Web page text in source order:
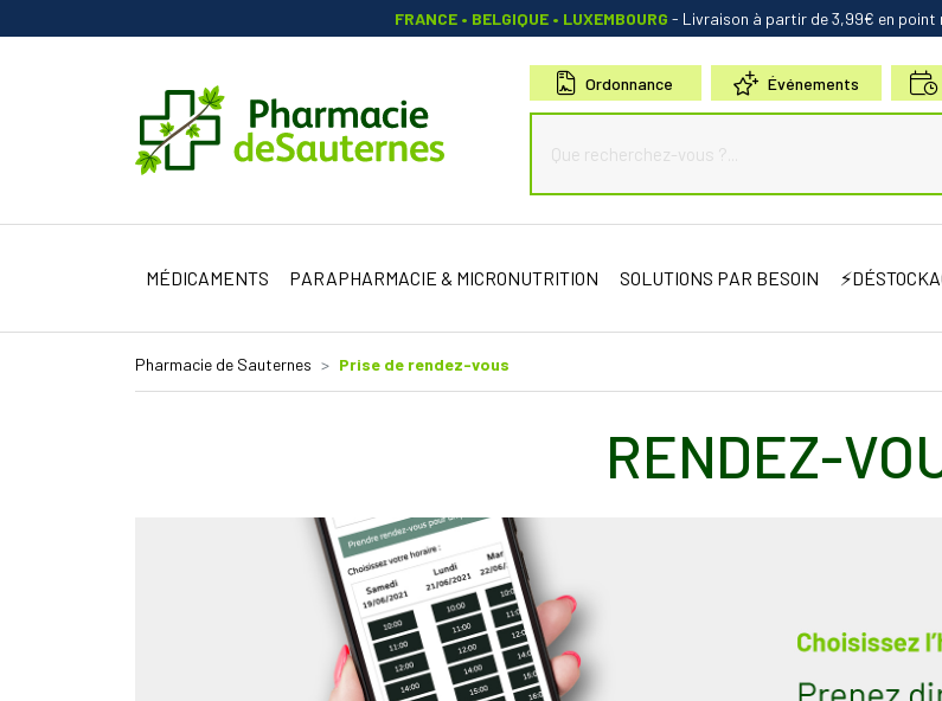
FRANCE • BELGIQUE • LUXEMBOURG - Livraison à partir de 3,99€ en point
Pharmacie de Sauternes Votre pharmacie en ligne à votre
Ordonnance Événements
MÉDICAMENTS PARAPHARMACIE & MICRONUTRITION SOLUTIONS PAR BESOIN
Pharmacie de Sauternes Prise de rendez-vous
RENDEZ-